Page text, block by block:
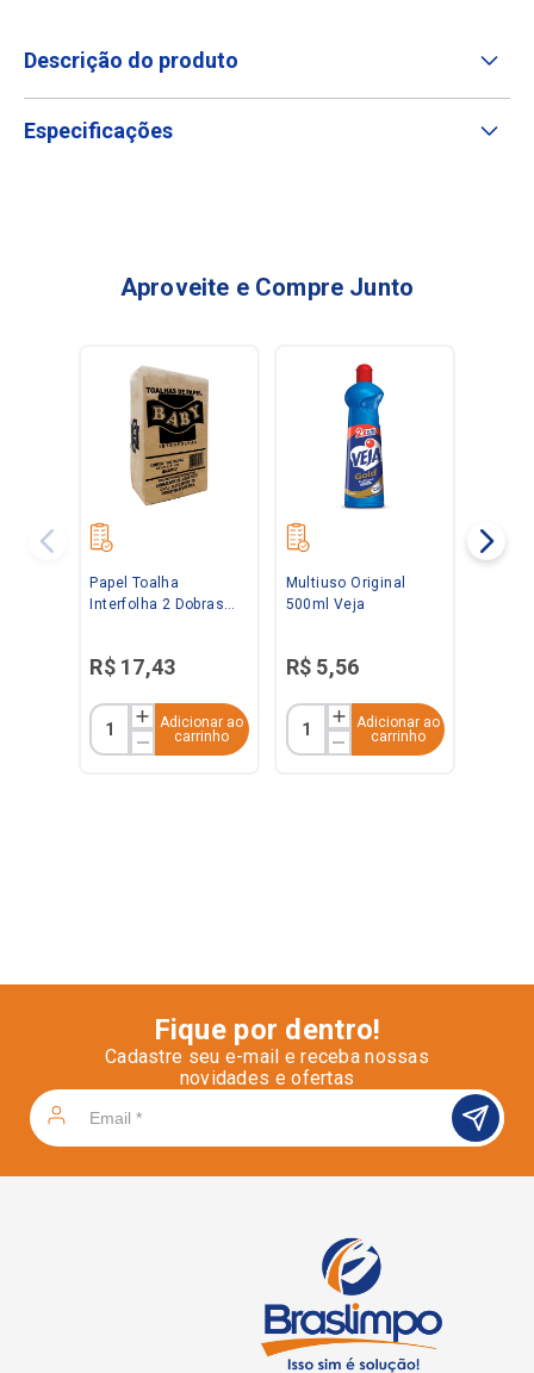
Descrição do produto
Especificações
Aproveite e Compre Junto
Papel Toalha
Interfolha 2 Dobras
Baby
R$ 17,43
Adicionar ao
carrinho
Multiuso Original
500ml Veja
R$ 5,56
Adicionar ao
carrinho
Fique por dentro!
Cadastre seu e-mail e receba nossas
novidades e ofertas